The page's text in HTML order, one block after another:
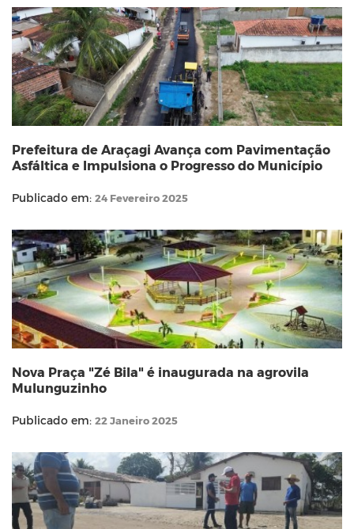
Prefeitura de Araçagi Avança com Pavimentação
Asfáltica e Impulsiona o Progresso do Município
Publicado em: 24 Fevereiro 2025
Nova Praça "Zé Bila" é inaugurada na agrovila
Mulunguzinho
Publicado em: 22 Janeiro 2025